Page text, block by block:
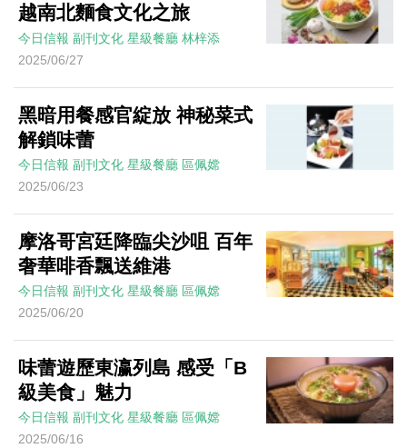
越南北麵食文化之旅
今日信報 副刊文化 星級餐廳 林梓添
2025/06/27
黑暗用餐感官綻放 神秘菜式
解鎖味蕾
今日信報 副刊文化 星級餐廳 區佩嫦
2025/06/23
摩洛哥宮廷降臨尖沙咀 百年
奢華啡香飄送維港
今日信報 副刊文化 星級餐廳 區佩嫦
2025/06/20
味蕾遊歷東瀛列島 感受「B
級美食」魅力
今日信報 副刊文化 星級餐廳 區佩嫦
2025/06/16